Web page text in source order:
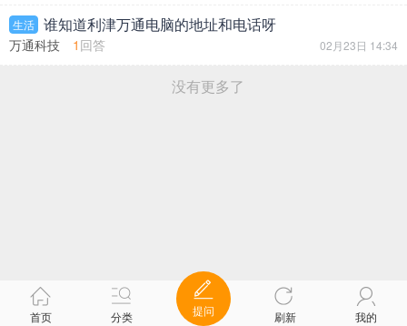
生活 谁知道利津万通电脑的地址和电话呀
万通科技 1 回答 02月23日 14:34
没有更多了
首页 分类 提问 刷新 我的